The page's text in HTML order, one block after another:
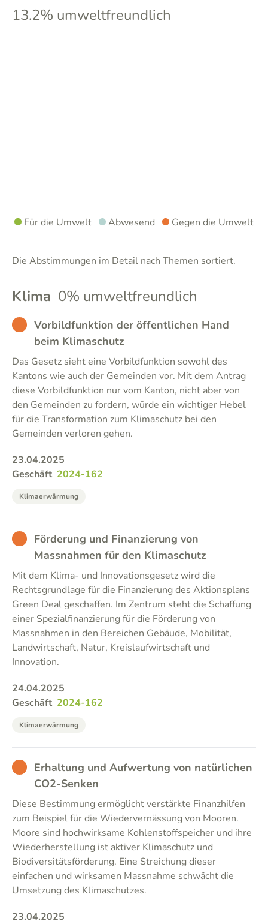
13.2% umweltfreundlich
Für die Umwelt Abwesend Gegen die Umwelt
Die Abstimmungen im Detail nach Themen sortiert.
Klima 0% umweltfreundlich
BADVorbildfunktion der öffentlichen Hand
beim Klimaschutz
Das Gesetz sieht eine Vorbildfunktion sowohl des
Kantons wie auch der Gemeinden vor. Mit dem Antrag
diese Vorbildfunktion nur vom Kanton, nicht aber von
den Gemeinden zu fordern, würde ein wichtiger Hebel
für die Transformation zum Klimaschutz bei den
Gemeinden verloren gehen.
23.04.2025
Geschäft 2024-162
Klimaerwärmung
BAD Förderung und Finanzierung von
Massnahmen für den Klimaschutz
Mit dem Klima- und Innovationsgesetz wird die
Rechtsgrundlage für die Finanzierung des Aktionsplans
Green Deal geschaffen. Im Zentrum steht die Schaffung
einer Spezialfinanzierung für die Förderung von
Massnahmen in den Bereichen Gebäude, Mobilität,
Landwirtschaft, Natur, Kreislaufwirtschaft und
Innovation.
24.04.2025
Geschäft 2024-162
Klimaerwärmung
BAD Erhaltung und Aufwertung von natürlichen
CO2-Senken
Diese Bestimmung ermöglicht verstärkte Finanzhilfen
zum Beispiel für die Wiedervernässung von Mooren.
Moore sind hochwirksame Kohlenstoffspeicher und ihre
Wiederherstellung ist aktiver Klimaschutz und
Biodiversitätsförderung. Eine Streichung dieser
einfachen und wirksamen Massnahme schwächt die
Umsetzung des Klimaschutzes.
23.04.2025